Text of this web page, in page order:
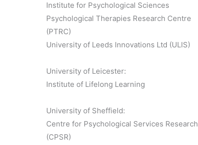
Institute for Psychological Sciences
Psychological Therapies Research Centre
(PTRC)
University of Leeds Innovations Ltd (ULIS)
University of Leicester:
Institute of Lifelong Learning
University of Sheffield:
Centre for Psychological Services Research
(CPSR)